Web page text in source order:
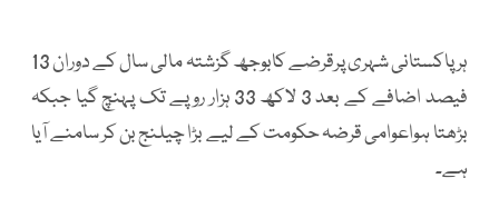
ہر پاکستانی شہری پرقرضے کابوجھ گزشتہ مالی سال کے دوران 13
فیصد اضافے کے بعد 3 لاکھ 33 ہزار روپے تک پہنچ گیا جبکہ
بڑھتا ہواعوامی قرضہ حکومت کے لیے بڑا چیلنج بن کر سامنے آیا
ہے۔